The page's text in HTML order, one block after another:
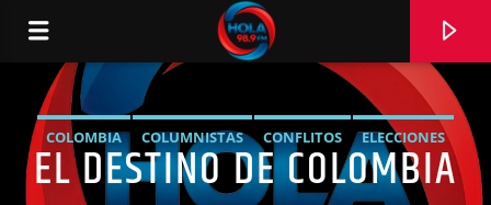
RADIO HOLA
COLOMBIA COLUMNISTAS CONFLITOS
ELECCIONES
NOTICIAS
NOTICIAS ECUADOR
OPINIÓN
EL DESTINO DE COLOMBIA